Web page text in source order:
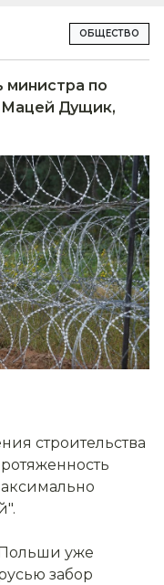
ОБЩЕСТВО
министра по
Дущик,
строительства
уже
забор